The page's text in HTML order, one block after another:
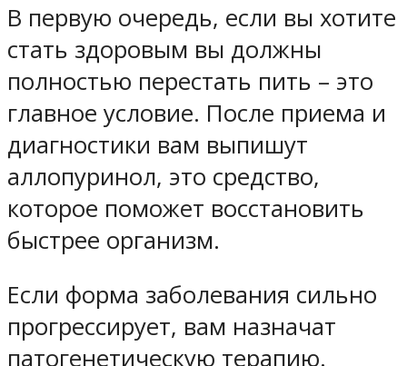
В первую очередь, если вы хотите
стать здоровым вы должны
полностью перестать пить – это
главное условие. После приема и
диагностики вам выпишут
аллопуринол, это средство,
которое поможет восстановить
быстрее организм.
Если форма заболевания сильно
прогрессирует, вам назначат
патогенетическую терапию.